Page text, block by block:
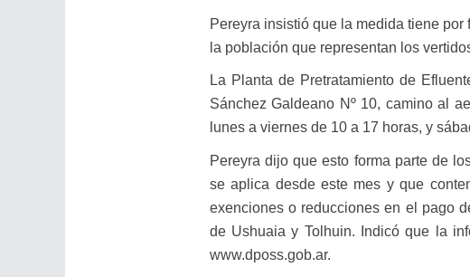
Pereyra insistió que la medida tiene
la población que representan los
La Planta de Pretratamiento de
Sánchez Galdeano Nº 10, camino al
lunes a viernes de 10 a 17 horas, y
Pereyra dijo que esto forma parte de
se aplica desde este mes y que
exenciones o reducciones en el pago
de Ushuaia y Tolhuin. Indicó que la
www.dposs.gob.ar.